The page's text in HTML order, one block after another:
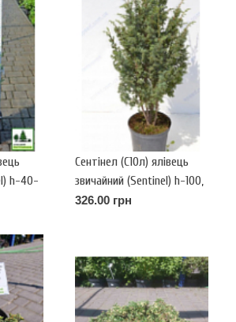
h-40-
Сентінел (С10л) ялівець
звичайний (Sentinel) h-100,
d-50
326.00 грн